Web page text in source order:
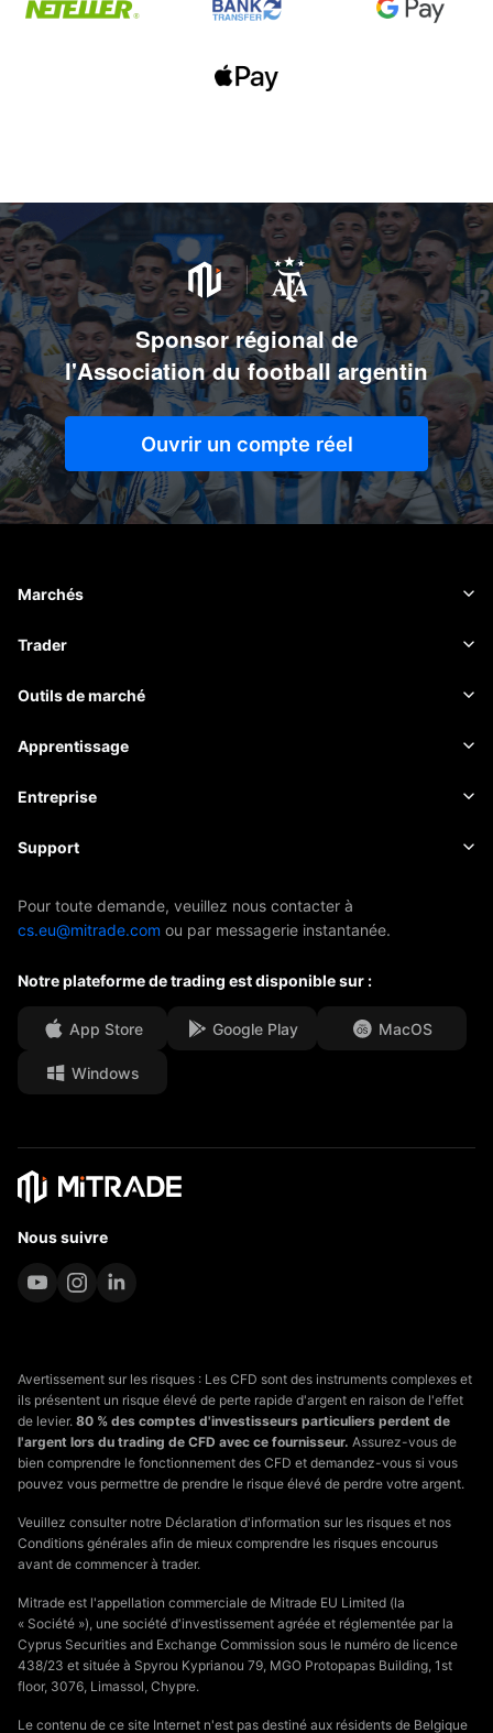
Sponsor régional de
l'Association du football argentin
Ouvrir un compte réel
Marchés
Forex
Matières premières
Trader
Plateforme de trading
Gestion des risques
Outils de marché
Calendrier économique
Actualités
Apprentissage
Principes de base
EBook
Entreprise
À propos de Mitrade
Nos distinctions
Centre média
Opportunités de carrière
Documents juridiques
Support
Centre d'aide
FAQ
Pour toute demande, veuillez nous contacter à
cs.eu@mitrade.com ou par messagerie instantanée.
Notre plateforme de trading est disponible sur :
App Store Google Play MacOS
Windows
Nous suivre
Avertissement sur les risques : Les CFD sont des instruments complexes et
ils présentent un risque élevé de perte rapide d'argent en raison de l'effet
de levier. 80 % des comptes d'investisseurs particuliers perdent de
l'argent lors du trading de CFD avec ce fournisseur. Assurez-vous de
bien comprendre le fonctionnement des CFD et demandez-vous si vous
pouvez vous permettre de prendre le risque élevé de perdre votre argent.
Veuillez consulter notre Déclaration d'information sur les risques et nos
Conditions générales afin de mieux comprendre les risques encourus
avant de commencer à trader.
Mitrade est l'appellation commerciale de Mitrade EU Limited (la
« Société »), une société d'investissement agréée et réglementée par la
Cyprus Securities and Exchange Commission sous le numéro de licence
438/23 et située à Spyrou Kyprianou 79, MGO Protopapas Building, 1st
floor, 3076, Limassol, Chypre.
Le contenu de ce site Internet n'est pas destiné aux résidents de Belgique